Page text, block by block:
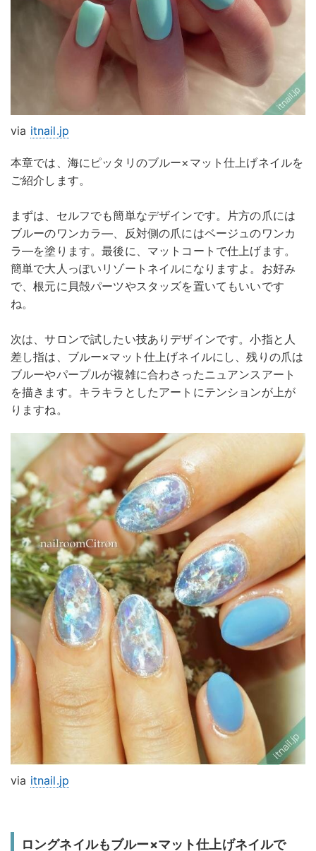
via itnail.jp
本章では、海にピッタリのブルー×マット仕上げネイルを
ご紹介します。
まずは、セルフでも簡単なデザインです。片方の爪には
ブルーのワンカラ―、反対側の爪にはベージュのワンカ
ラ―を塗ります。最後に、マットコートで仕上げます。
簡単で大人っぽいリゾートネイルになりますよ。お好み
で、根元に貝殻パーツやスタッズを置いてもいいです
ね。
次は、サロンで試したい技ありデザインです。小指と人
差し指は、ブルー×マット仕上げネイルにし、残りの爪は
ブルーやパープルが複雑に合わさったニュアンスアート
を描きます。キラキラとしたアートにテンションが上が
りますね。
via itnail.jp
ロングネイルもブルー×マット仕上げネイルで